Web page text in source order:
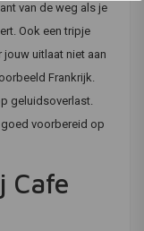
van de weg als je
Ook een tripje
uitlaat niet aan
Frankrijk.
geluidsoverlast.
voorbereid op
Cafe